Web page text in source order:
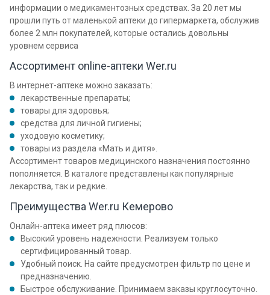
информации о медикаментозных средствах. За 20 лет мы
прошли путь от маленькой аптеки до гипермаркета, обслужив
более 2 млн покупателей, которые остались довольны
уровнем сервиса
Ассортимент online-аптеки Wer.ru
В интернет-аптеке можно заказать:
лекарственные препараты;
товары для здоровья;
средства для личной гигиены;
уходовую косметику;
товары из раздела «Мать и дитя».
Ассортимент товаров медицинского назначения постоянно
пополняется. В каталоге представлены как популярные
лекарства, так и редкие.
Преимущества Wer.ru Кемерово
Онлайн-аптека имеет ряд плюсов:
Высокий уровень надежности. Реализуем только
сертифицированный товар.
Удобный поиск. На сайте предусмотрен фильтр по цене и
предназначению.
Быстрое обслуживание. Принимаем заказы круглосуточно.